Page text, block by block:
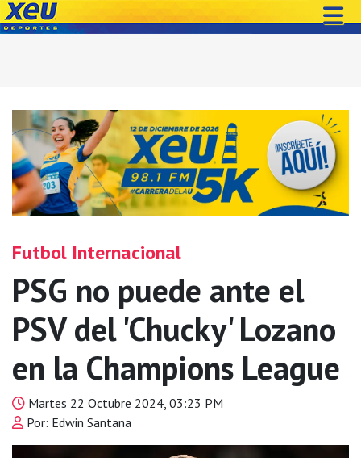
Futbol Internacional
PSG no puede ante el
PSV del 'Chucky' Lozano
en la Champions League
Martes 22 Octubre 2024, 03:23 PM
Por: Edwin Santana